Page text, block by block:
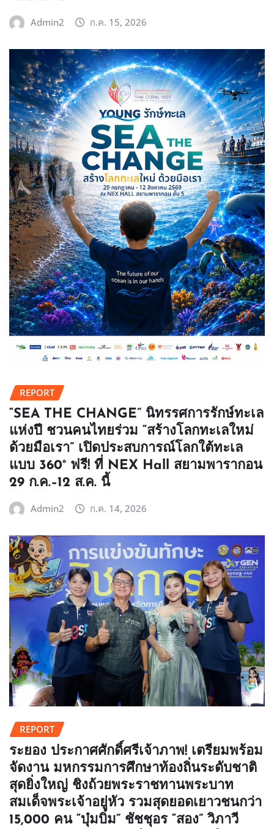
Admin2 ก.ค. 15, 2026
REPORT
“SEA THE CHANGE” นิทรรศการรักษ์ทะเล
แห่งปี ชวนคนไทยร่วม “สร้างโลกทะเลใหม่
ด้วยมือเรา” เปิดประสบการณ์โลกใต้ทะเล
แบบ 360° ฟรี! ที่ NEX Hall สยามพารากอน
29 ก.ค.–12 ส.ค. นี้
Admin2 ก.ค. 14, 2026
REPORT
ระยอง ประกาศศักดิ์ศรีเจ้าภาพ! เตรียมพร้อม
จัดงาน มหกรรมการศึกษาท้องถิ่นระดับชาติ
สุดยิ่งใหญ่ ชิงถ้วยพระราชทานพระบาท
สมเด็จพระเจ้าอยู่หัว รวมสุดยอดเยาวชนกว่า
15,000 คน “บุ๋มบิ๋ม” ชัชชุอร “สอง” วิภาวี